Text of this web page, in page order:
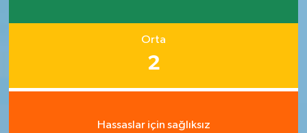
Orta
2
Hassaslar için sağlıksız